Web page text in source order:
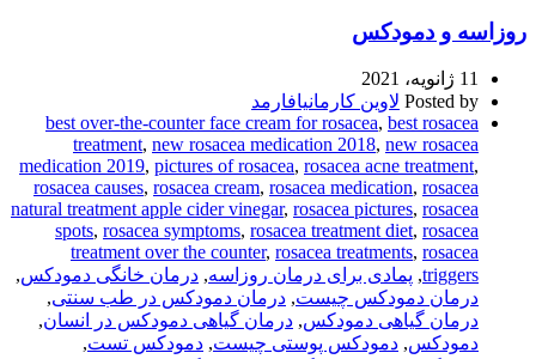
روزاسه و دمودکس
11 ژانویه، 2021
Posted by لاوین کارمانیافارمد
best over-the-counter face cream for rosacea, best rosacea
treatment, new rosacea medication 2018, new rosacea
medication 2019, pictures of rosacea, rosacea acne treatment,
rosacea causes, rosacea cream, rosacea medication, rosacea
natural treatment apple cider vinegar, rosacea pictures, rosacea
spots, rosacea symptoms, rosacea treatment diet, rosacea
treatment over the counter, rosacea treatments, rosacea
triggers
, پمادی برای درمان روزاسه, درمان خانگی دمودکس,
درمان دمودکس چیست, درمان دمودکس در طب سنتی,
درمان گیاهی دمودکس, درمان گیاهی دمودکس در انسان,
دمودکس, دمودکس پوستی چیست, دمودکس تست,